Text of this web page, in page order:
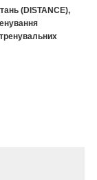
(DISTANCE),
тренувальних